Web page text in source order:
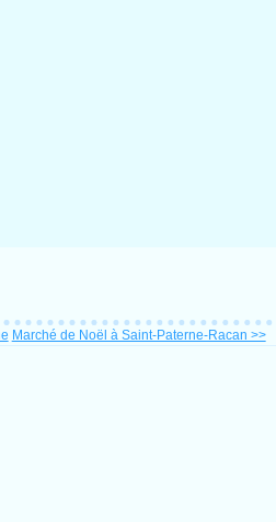
Marché de Noël à Saint-Paterne-Racan >>